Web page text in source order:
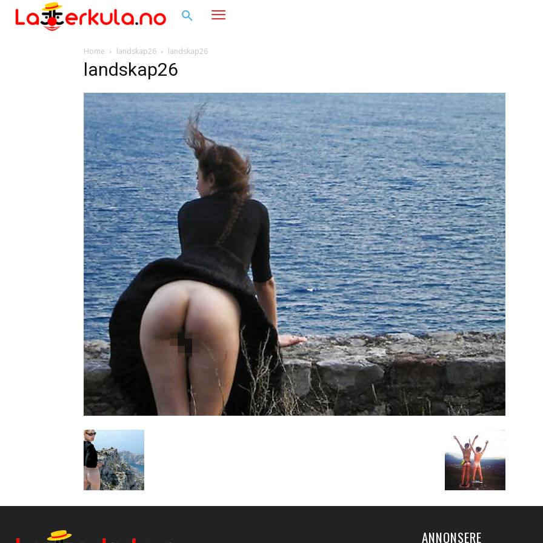
Home landskap26 landskap26
landskap26
ANNONSERE